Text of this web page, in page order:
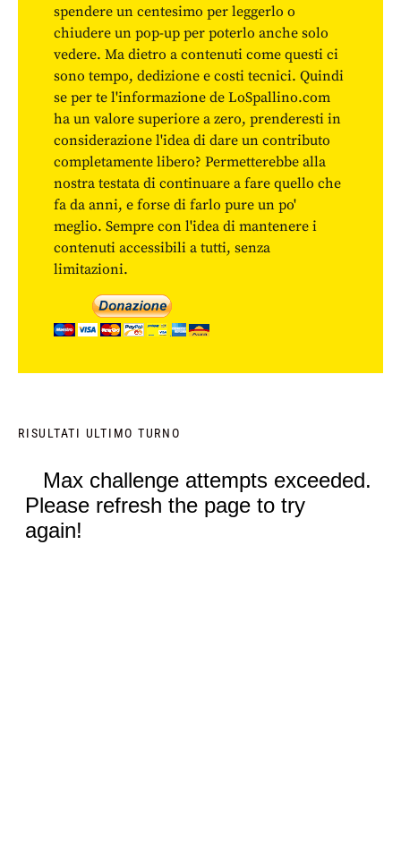
spendere un centesimo per leggerlo o
chiudere un pop-up per poterlo anche solo
vedere. Ma dietro a contenuti come questi ci
sono tempo, dedizione e costi tecnici. Quindi
se per te l'informazione de LoSpallino.com
ha un valore superiore a zero, prenderesti in
considerazione l'idea di dare un contributo
completamente libero? Permetterebbe alla
nostra testata di continuare a fare quello che
fa da anni, e forse di farlo pure un po'
meglio. Sempre con l'idea di mantenere i
contenuti accessibili a tutti, senza
limitazioni.
RISULTATI ULTIMO TURNO